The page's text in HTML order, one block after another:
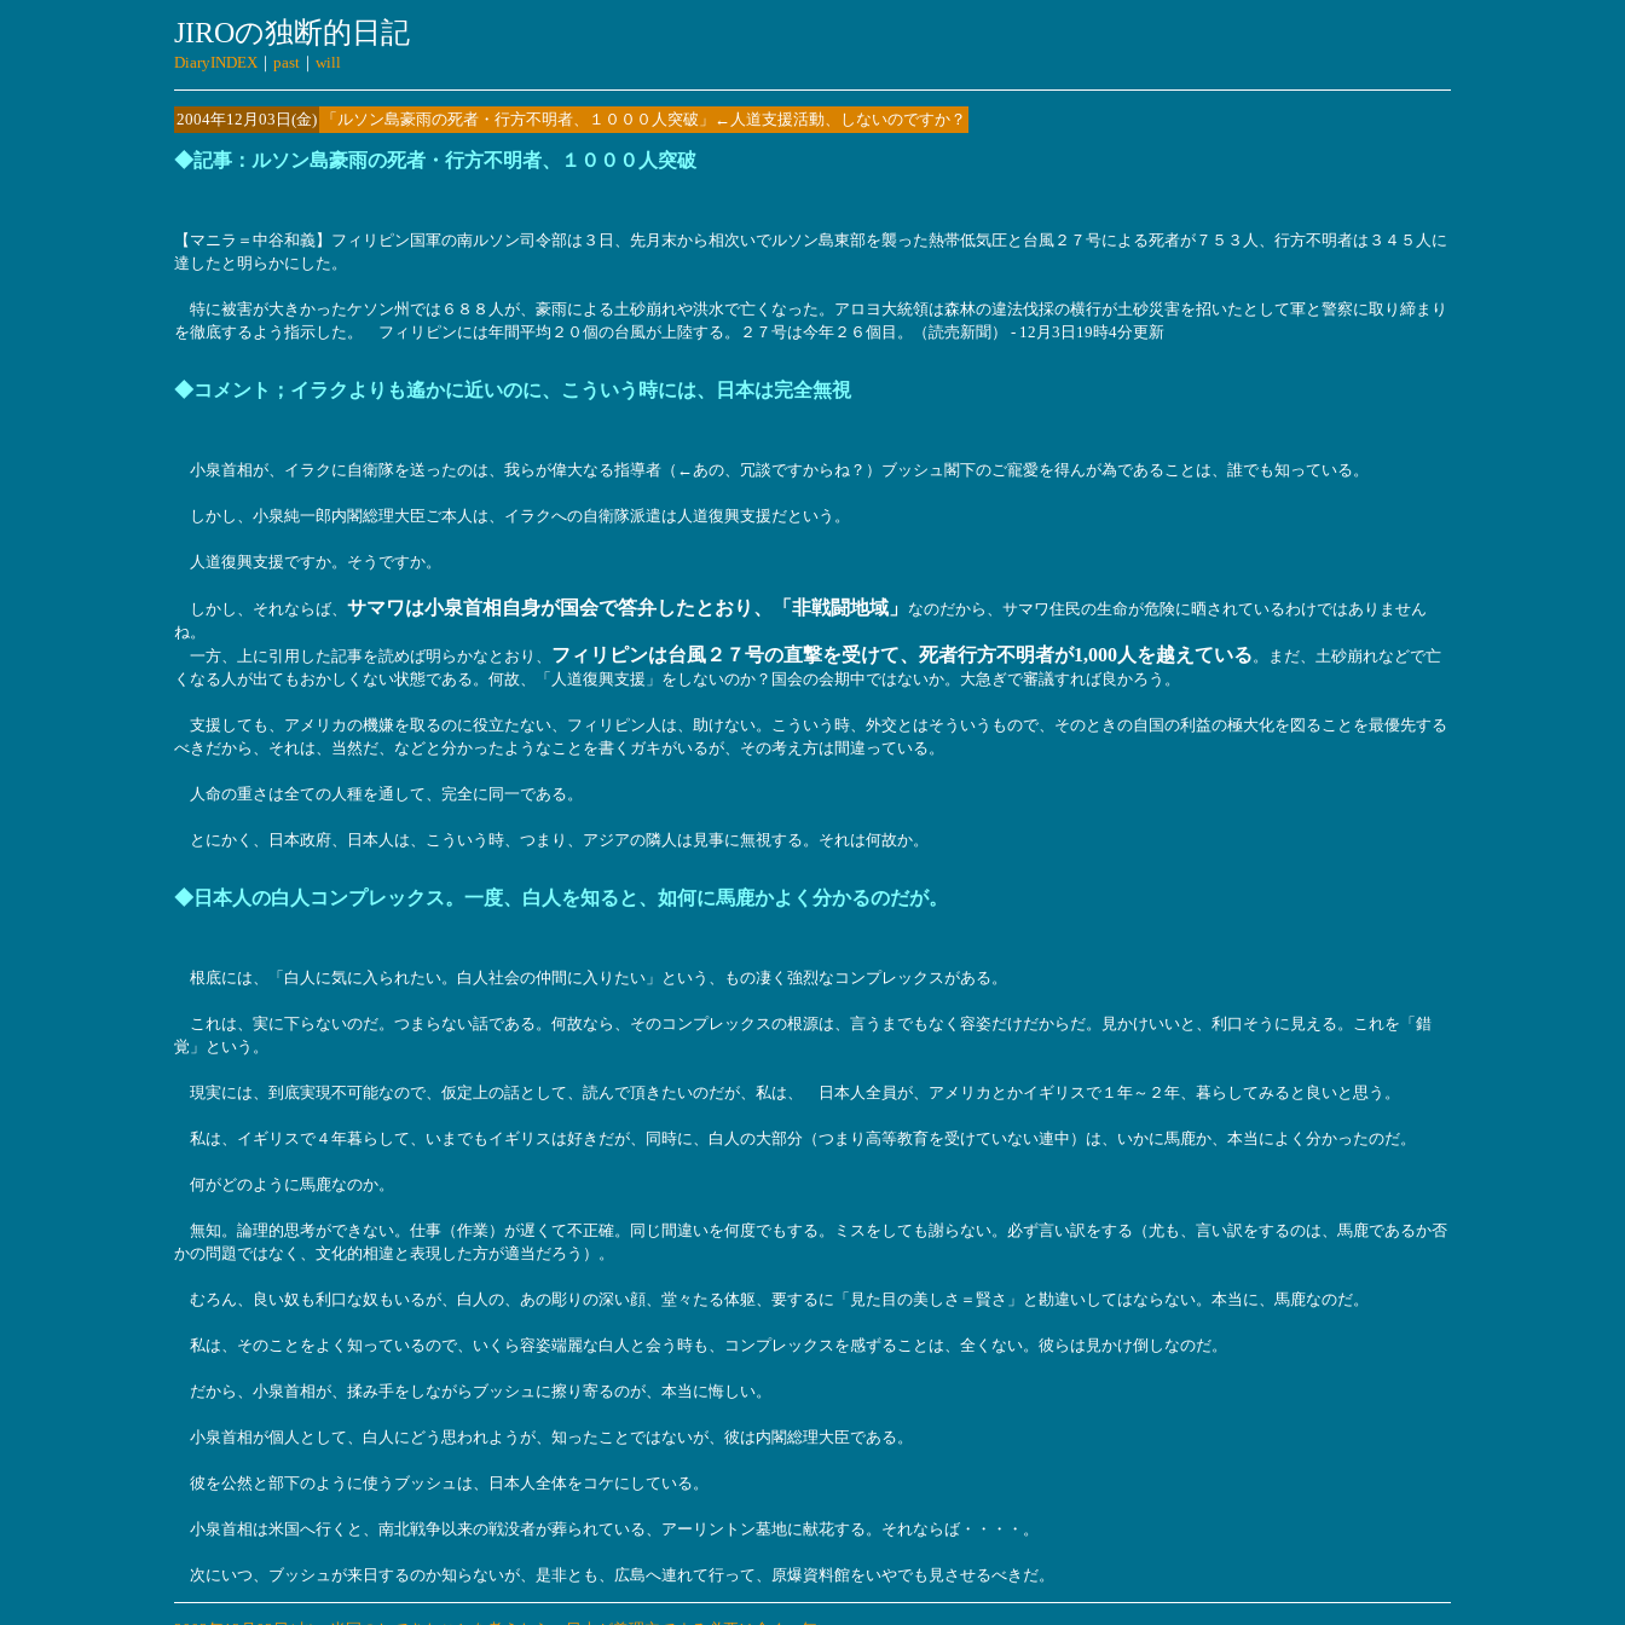
JIROの独断的日記
DiaryINDEX ｜ past ｜ will
2004年12月03日(金) 「ルソン島豪雨の死者・行方不明者、１０００人突破」←人道支援活動、しないのですか？
◆記事：ルソン島豪雨の死者・行方不明者、１０００人突破
【マニラ＝中谷和義】フィリピン国軍の南ルソン司令部は３日、先月末から相次いでルソン島東部を襲った熱帯低気圧と台風２７号による死者が７５３人、行方不明者は３４５人に
達したと明らかにした。
特に被害が大きかったケソン州では６８８人が、豪雨による土砂崩れや洪水で亡くなった。アロヨ大統領は森林の違法伐採の横行が土砂災害を招いたとして軍と警察に取り締まり
を徹底するよう指示した。 フィリピンには年間平均２０個の台風が上陸する。２７号は今年２６個目。（読売新聞） - 12月3日19時4分更新
◆コメント；イラクよりも遙かに近いのに、こういう時には、日本は完全無視
小泉首相が、イラクに自衛隊を送ったのは、我らが偉大なる指導者（←あの、冗談ですからね？）ブッシュ閣下のご寵愛を得んが為であることは、誰でも知っている。
しかし、小泉純一郎内閣総理大臣ご本人は、イラクへの自衛隊派遣は人道復興支援だという。
人道復興支援ですか。そうですか。
しかし、それならば、 サマワは小泉首相自身が国会で答弁したとおり、「非戦闘地域」 なのだから、サマワ住民の生命が危険に晒されているわけではありません
ね。
一方、上に引用した記事を読めば明らかなとおり、 フィリピンは台風２７号の直撃を受けて、死者行方不明者が1,000人を越えている。まだ、土砂崩れなどで亡
くなる人が出てもおかしくない状態である。何故、「人道復興支援」をしないのか？国会の会期中ではないか。大急ぎで審議すれば良かろう。
支援しても、アメリカの機嫌を取るのに役立たない、フィリピン人は、助けない。こういう時、外交とはそういうもので、そのときの自国の利益の極大化を図ることを最優先する
べきだから、それは、当然だ、などと分かったようなことを書くガキがいるが、その考え方は間違っている。
人命の重さは全ての人種を通して、完全に同一である。
とにかく、日本政府、日本人は、こういう時、つまり、アジアの隣人は見事に無視する。それは何故か。
◆日本人の白人コンプレックス。一度、白人を知ると、如何に馬鹿かよく分かるのだが。
根底には、「白人に気に入られたい。白人社会の仲間に入りたい」という、もの凄く強烈なコンプレックスがある。
これは、実に下らないのだ。つまらない話である。何故なら、そのコンプレックスの根源は、言うまでもなく容姿だけだからだ。見かけいいと、利口そうに見える。これを「錯
覚」という。
現実には、到底実現不可能なので、仮定上の話として、読んで頂きたいのだが、私は、 日本人全員が、アメリカとかイギリスで１年～２年、暮らしてみると良いと思う。
私は、イギリスで４年暮らして、いまでもイギリスは好きだが、同時に、白人の大部分（つまり高等教育を受けていない連中）は、いかに馬鹿か、本当によく分かったのだ。
何がどのように馬鹿なのか。
無知。論理的思考ができない。仕事（作業）が遅くて不正確。同じ間違いを何度でもする。ミスをしても謝らない。必ず言い訳をする（尤も、言い訳をするのは、馬鹿であるか否
かの問題ではなく、文化的相違と表現した方が適当だろう）。
むろん、良い奴も利口な奴もいるが、白人の、あの彫りの深い顔、堂々たる体躯、要するに「見た目の美しさ＝賢さ」と勘違いしてはならない。本当に、馬鹿なのだ。
私は、そのことをよく知っているので、いくら容姿端麗な白人と会う時も、コンプレックスを感ずることは、全くない。彼らは見かけ倒しなのだ。
だから、小泉首相が、揉み手をしながらブッシュに擦り寄るのが、本当に悔しい。
小泉首相が個人として、白人にどう思われようが、知ったことではないが、彼は内閣総理大臣である。
彼を公然と部下のように使うブッシュは、日本人全体をコケにしている。
小泉首相は米国へ行くと、南北戦争以来の戦没者が葬られている、アーリントン墓地に献花する。それならば・・・・。
次にいつ、ブッシュが来日するのか知らないが、是非とも、広島へ連れて行って、原爆資料館をいやでも見させるべきだ。